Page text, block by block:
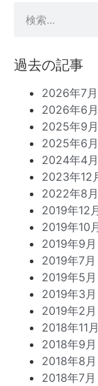
過去の記事
2026年7月
2026年6月
2025年9月
2025年6月
2024年4月
2023年12
2022年8月
2019年12
2019年10
2019年9月
2019年7月
2019年5月
2019年3月
2019年2月
2018年11月
2018年9月
2018年8月
2018年7月